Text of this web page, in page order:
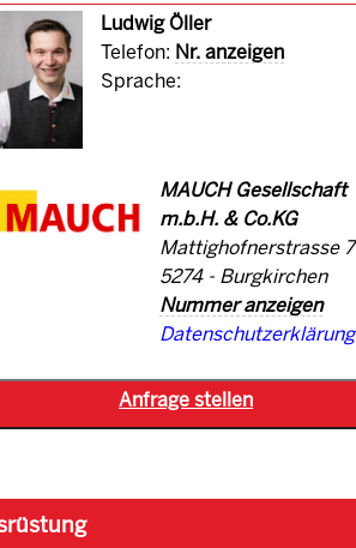
Ludwig Öller
Telefon: Nr. anzeigen
Sprache:
MAUCH Gesellschaft
m.b.H. & Co.KG
Mattighofnerstrasse 7
5274 - Burgkirchen
Nummer anzeigen
Datenschutzerklärung